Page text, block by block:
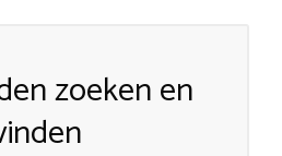
zoeken en